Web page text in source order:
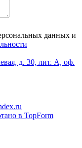
данных и
д. 30, лит. А, оф.
в TopForm